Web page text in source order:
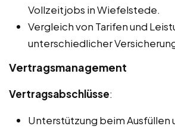
Vollzeitjobs in Wiefelstede.
Vergleich von Tarifen und
unterschiedlicher
Vertragsmanagement
Vertragsabschlüsse:
Unterstützung beim Ausfüllen